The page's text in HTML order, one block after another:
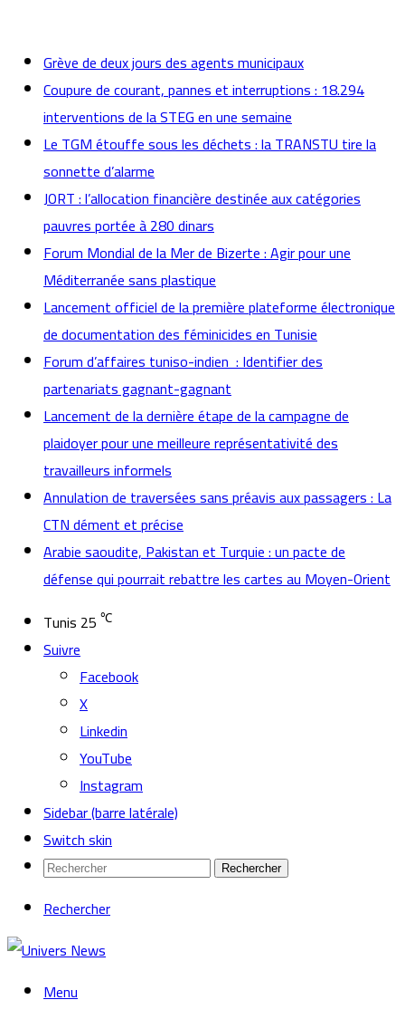
Grève de deux jours des agents municipaux
Coupure de courant, pannes et interruptions : 18.294
interventions de la STEG en une semaine
Le TGM étouffe sous les déchets : la TRANSTU tire la
sonnette d’alarme
JORT : l’allocation financière destinée aux catégories
pauvres portée à 280 dinars
Forum Mondial de la Mer de Bizerte : Agir pour une
Méditerranée sans plastique
Lancement officiel de la première plateforme électronique
de documentation des féminicides en Tunisie
Forum d’affaires tuniso-indien : Identifier des
partenariats gagnant-gagnant
Lancement de la dernière étape de la campagne de
plaidoyer pour une meilleure représentativité des
travailleurs informels
Annulation de traversées sans préavis aux passagers : La
CTN dément et précise
Arabie saoudite, Pakistan et Turquie : un pacte de
défense qui pourrait rebattre les cartes au Moyen-Orient
Tunis 25 ℃
Suivre
Facebook
X
Linkedin
YouTube
Instagram
Sidebar (barre latérale)
Switch skin
Rechercher
Rechercher
Menu